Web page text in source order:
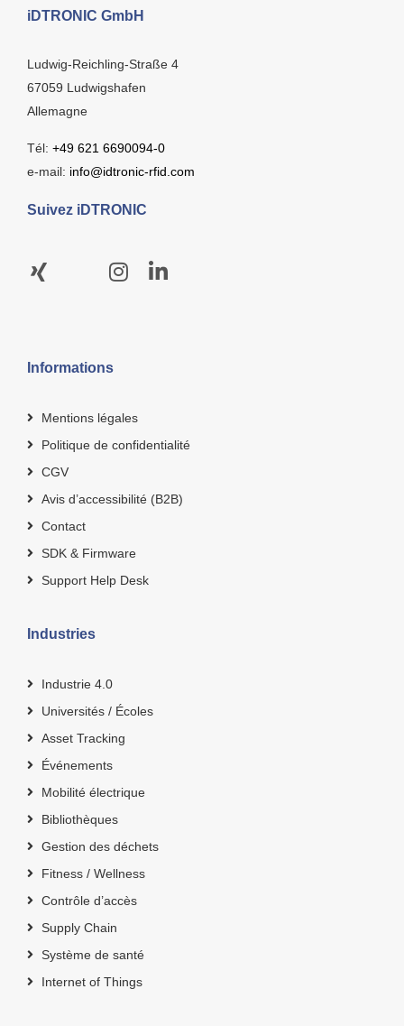
iDTRONIC GmbH
Ludwig-Reichling-Straße 4
67059 Ludwigshafen
Allemagne
Tél: +49 621 6690094-0
e-mail: info@idtronic-rfid.com
Suivez iDTRONIC
Informations
Mentions légales
Politique de confidentialité
CGV
Avis d’accessibilité (B2B)
Contact
SDK & Firmware
Support Help Desk
Industries
Industrie 4.0
Universités / Écoles
Asset Tracking
Événements
Mobilité électrique
Bibliothèques
Gestion des déchets
Fitness / Wellness
Contrôle d’accès
Supply Chain
Système de santé
Internet of Things